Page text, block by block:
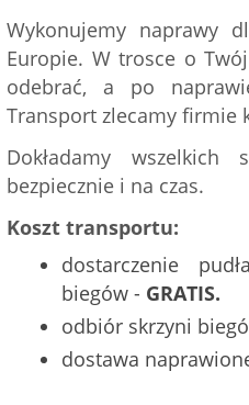
Wykonujemy naprawy
Europie. W trosce o
odebrać, a po
Transport zlecamy firmie
Dokładamy
bezpiecznie i na czas.
Koszt transportu:
dostarczenie
biegów - GRATIS.
odbiór skrzyni
dostawa